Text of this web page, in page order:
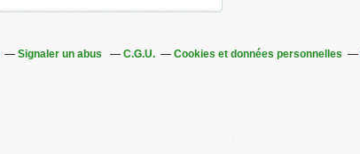
Signaler un abus C.G.U. Cookies et données personnelles